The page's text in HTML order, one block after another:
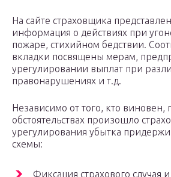
На сайте страховщика
информация о действиях при
пожаре, стихийном бедствии.
вкладки посвящены мерам,
урегулировании выплат при
правонарушениях и т.д.
Независимо от того, кто виновен,
обстоятельствах произошло
урегулирования убытка
схемы:
Фиксация страхового случая